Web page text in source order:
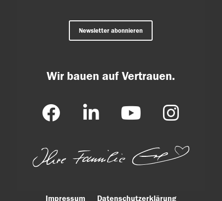
Newsletter abonnieren
Wir bauen auf Vertrauen.
Impressum Datenschutzerklärung